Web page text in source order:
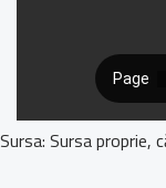
Sursa: Sursa proprie,